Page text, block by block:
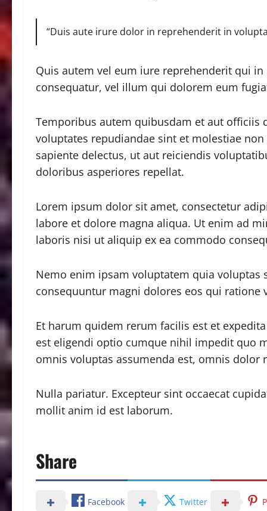
“Duis aute irure dolor in reprehenderit in
Quis autem vel eum iure reprehenderit qui
consequatur, vel illum qui dolorem eum
Temporibus autem quibusdam et aut officiis
voluptates repudiandae sint et molestiae
sapiente delectus, ut aut reiciendis
doloribus asperiores repellat.
Lorem ipsum dolor sit amet, consectetur
labore et dolore magna aliqua. Ut enim ad
laboris nisi ut aliquip ex ea commodo
Nemo enim ipsam voluptatem quia
consequuntur magni dolores eos qui ratione
Et harum quidem rerum facilis est et
est eligendi optio cumque nihil impedit quo
omnis voluptas assumenda est, omnis dolor
Nulla pariatur. Excepteur sint occaecat
mollit anim id est laborum.
Share
Facebook Twitter